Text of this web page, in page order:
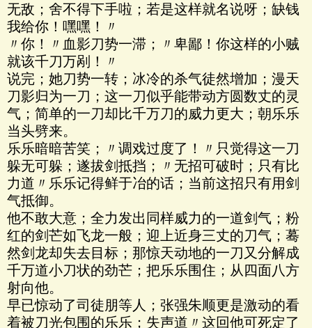
无敌；舍不得下手啦；若是这样就名说呀；缺钱
我给你！嘿嘿！〃
〃你！〃血影刀势一滞；〃卑鄙！你这样的小贼
就该千刀万剐！〃
说完；她刀势一转；冰冷的杀气徒然增加；漫天
刀影归为一刀；这一刀似乎能带动方圆数丈的灵
气；简单的一刀却比千万刀的威力更大；朝乐乐
当头劈来。
乐乐暗暗苦笑；〃调戏过度了！〃只觉得这一刀
躲无可躲；遂拔剑抵挡；〃无招可破时；只有比
力道〃乐乐记得鲜于冶的话；当前这招只有用剑
气抵御。
他不敢大意；全力发出同样威力的一道剑气；粉
红的剑芒如飞龙一般；迎上近身三丈的刀气；蓦
然剑龙却失去目标；那惊天动地的一刀又分解成
千万道小刀状的劲芒；把乐乐围住；从四面八方
射向他。
早已惊动了司徒朋等人；张强朱顺更是激动的看
着被刀光包围的乐乐；失声道〃这回他可死定了